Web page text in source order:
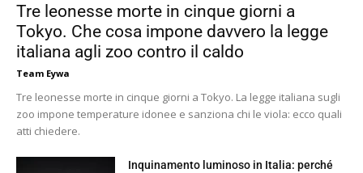
Tre leonesse morte in cinque giorni a
Tokyo. Che cosa impone davvero la legge
italiana agli zoo contro il caldo
Team Eywa
Tre leonesse morte in cinque giorni a Tokyo. La legge italiana sugli
zoo impone temperature idonee e sanziona chi le viola: ecco quali
atti chiedere.
Inquinamento luminoso in Italia: perché